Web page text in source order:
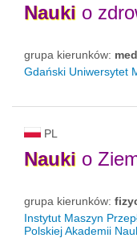
Nauki o
grupa kierunków:
Gdański Uniwersytet
PL
Nauki o
grupa kierunków:
Instytut Maszyn
Polskiej Akademii